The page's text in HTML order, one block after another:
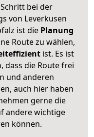
bei der
von Leverkusen
ist diePlanung
Route zu wählen,
ist. Es ist
dass die Route frei
und anderen
auch hier haben
gerne die
andere wichtige
können.